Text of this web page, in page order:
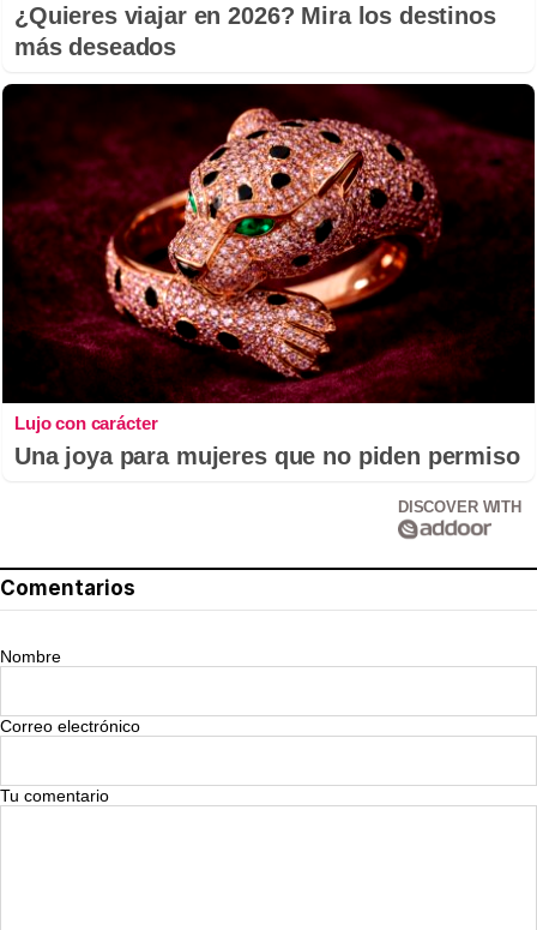
¿Quieres viajar en 2026? Mira los destinos
más deseados
Lujo con carácter
Una joya para mujeres que no piden permiso
DISCOVER WITH
Comentarios
Nombre
Correo electrónico
Tu comentario